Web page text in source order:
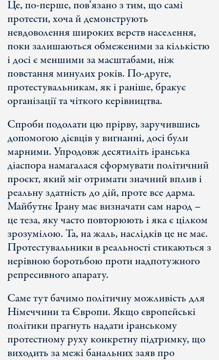
Це, по-перше, пов’язано з тим, що самі
протести, хоча й демонструють
невдоволення широких верств населення,
поки залишаються обмеженими за кількістю
і досі є меншими за масштабами, ніж
повстання минулих років. По-друге,
протестувальникам, як і раніше, бракує
організації та чіткого керівництва.
Спроби подолати цю прірву, заручившись
допомогою дієвців у вигнанні, досі були
марними. Упродовж десятиліть іранська
діаспора намагалася сформувати політичний
проєкт, який міг отримати значний вплив і
реальну здатність до дій, проте все дарма.
Майбутнє Ірану має визначати сам народ –
це теза, яку часто повторюють і яка є цілком
зрозумілою. Та, на жаль, наслідків це не має.
Протестувальники в реальності стикаються з
нерівною боротьбою проти надпотужного
репресивного апарату.
Саме тут бачимо політичну можливість для
Німеччини та Європи. Якщо європейські
політики прагнуть надати іранському
протестному руху конкретну підтримку, що
виходить за межі банальних заяв про